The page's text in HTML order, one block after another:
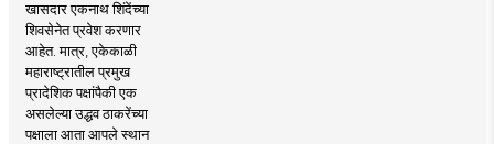
खासदार एकनाथ शिंदेंच्या
शिवसेनेत प्रवेश करणार
आहेत. मात्र, एकेकाळी
महाराष्ट्रातील प्रमुख
प्रादेशिक पक्षांपैकी एक
असलेल्या उद्धव ठाकरेंच्या
पक्षाला आता आपले स्थान